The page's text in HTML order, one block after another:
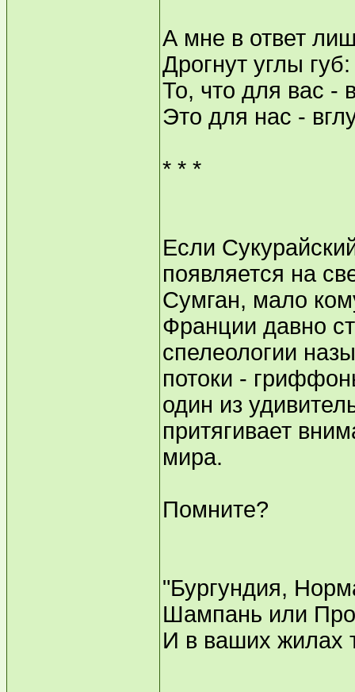
А мне в ответ
Дрогнут углы губ:
То, что для вас -
Это для нас -
* * *
Если
появляется на
Сумган, мало
Франции давно
спелеологии
потоки -
один из
притягивает
мира.
Помните?
"Бургундия,
Шампань или
И в ваших жилах